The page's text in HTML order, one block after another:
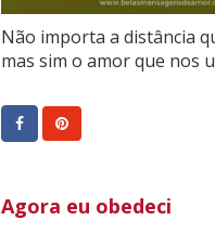
Não importa a distância
mas sim o amor que nos
Agora eu obedeci